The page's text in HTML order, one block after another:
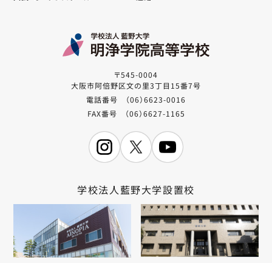
〒545-0004
大阪市阿倍野区文の里3丁目15番7号
電話番号 （06）6623-0016
FAX番号 （06）6627-1165
学校法人藍野大学設置校